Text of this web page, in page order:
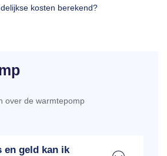
kosten berekend?
over de warmtepomp
en geld kan ik